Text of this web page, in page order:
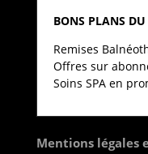
BONS PLANS
Remises
Offres sur
Soins SPA en
Mentions légales